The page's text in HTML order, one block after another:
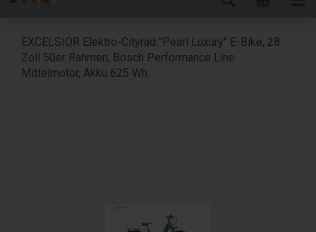
EXCELSIOR Elektro-Cityrad "Pearl Luxury" E-Bike, 28
Zoll 50er Rahmen, Bosch Performance Line
Mittelmotor, Akku 625 Wh.